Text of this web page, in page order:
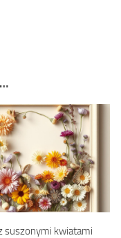
suszonymi kwiatami